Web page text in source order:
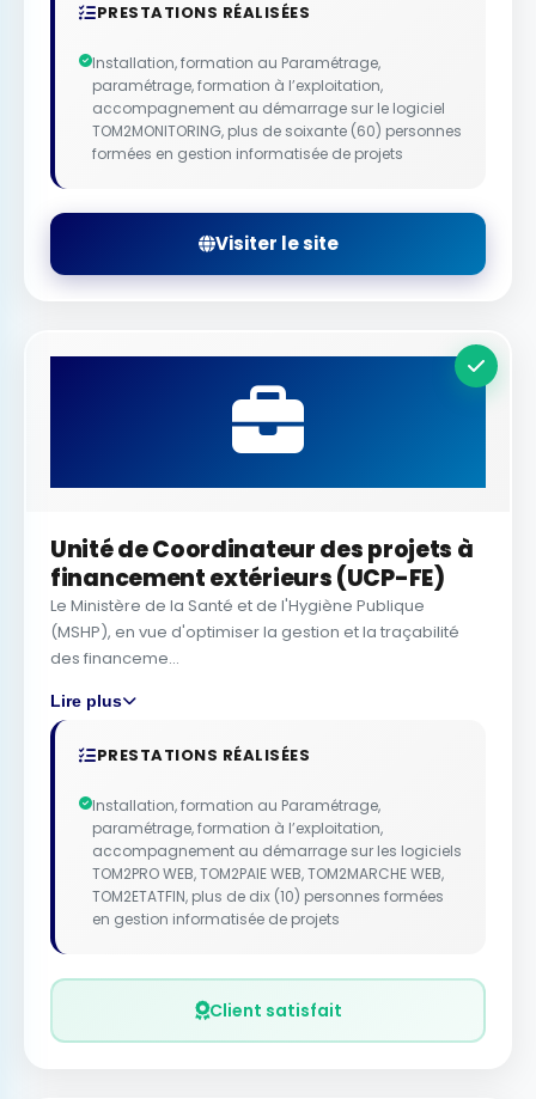
PRESTATIONS RÉALISÉES
Installation, formation au Paramétrage,
paramétrage, formation à l’exploitation,
accompagnement au démarrage sur le logiciel
TOM2MONITORING, plus de soixante (60) personnes
formées en gestion informatisée de projets
Visiter le site
Unité de Coordinateur des projets à
financement extérieurs (UCP-FE)
Le Ministère de la Santé et de I'Hygiène Publique
(MSHP), en vue d'optimiser la gestion et la traçabilité
des financeme...
Lire plus
PRESTATIONS RÉALISÉES
Installation, formation au Paramétrage,
paramétrage, formation à l’exploitation,
accompagnement au démarrage sur les logiciels
TOM2PRO WEB, TOM2PAIE WEB, TOM2MARCHE WEB,
TOM2ETATFIN, plus de dix (10) personnes formées
en gestion informatisée de projets
Client satisfait